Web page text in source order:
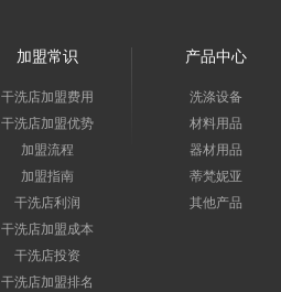
加盟常识
干洗店加盟费用
干洗店加盟优势
加盟流程
加盟指南
干洗店利润
干洗店加盟成本
干洗店投资
干洗店加盟排名
产品中心
洗涤设备
材料用品
器材用品
蒂梵妮亚
其他产品